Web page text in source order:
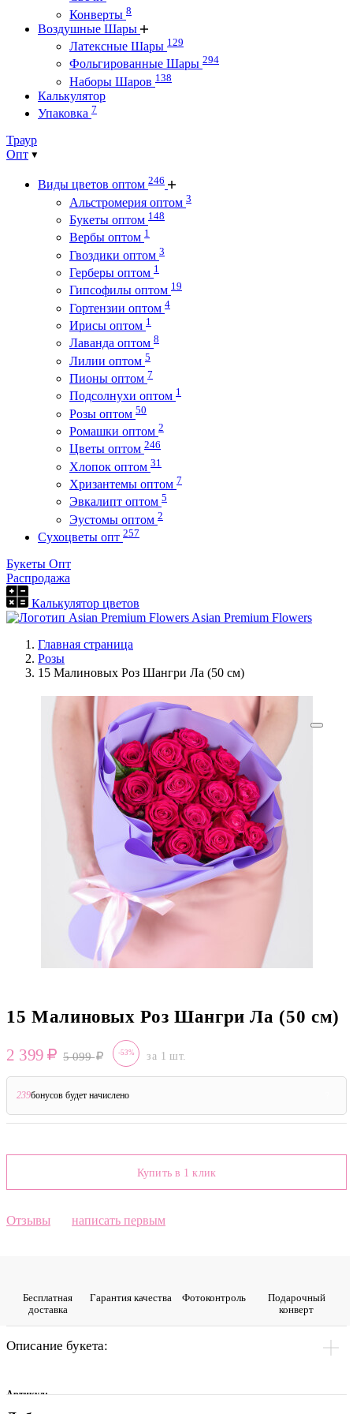
Конверты 8
Воздушные Шары
Латексные Шары 129
Фольгированные Шары 294
Наборы Шаров 138
Калькулятор
Упаковка 7
Траур
Опт
Виды цветов оптом 246
Альстромерия оптом 3
Букеты оптом 148
Вербы оптом 1
Гвоздики оптом 3
Герберы оптом 1
Гипсофилы оптом 19
Гортензии оптом 4
Ирисы оптом 1
Лаванда оптом 8
Лилии оптом 5
Пионы оптом 7
Подсолнухи оптом 1
Розы оптом 50
Ромашки оптом 2
Цветы оптом 246
Хлопок оптом 31
Хризантемы оптом 7
Эвкалипт оптом 5
Эустомы оптом 2
Сухоцветы опт 257
Букеты Опт
Распродажа
Калькулятор цветов
Asian Premium Flowers
Главная страница
Розы
15 Малиновых Роз Шангри Ла (50 см)
15 Малиновых Роз Шангри Ла (50 см)
2 399 5 099 -53% за 1 шт.
239бонусов будет начислено
Купить в 1 клик
Отзывы написать первым
Бесплатная
доставка
Гарантия качества Фото­контроль
Подарочный
конверт
Описание букета:
Артикул: